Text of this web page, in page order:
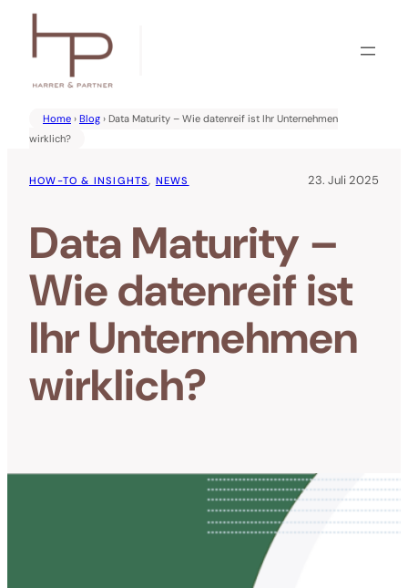
Inhalt
springen
Home › Blog › Data Maturity – Wie datenreif ist Ihr Unternehmen
wirklich?
HOW-TO & INSIGHTS, NEWS 23. Juli 2025
Data Maturity –
Wie datenreif ist
Ihr Unternehmen
wirklich?